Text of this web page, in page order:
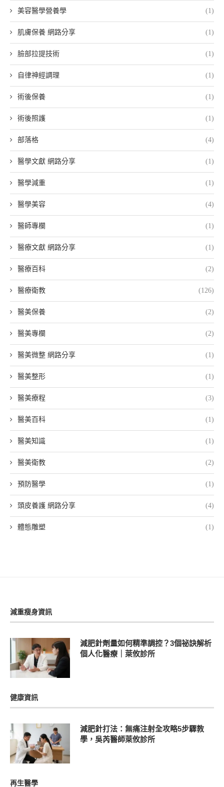
美容醫學營養學 (1)
肌膚保養 網路分享 (1)
臉部拉提技術 (1)
自律神經調理 (1)
術後保養 (1)
術後照護 (1)
部落格 (4)
醫學文獻 網路分享 (1)
醫學減重 (1)
醫學美容 (4)
醫師專欄 (1)
醫療文獻 網路分享 (1)
醫療百科 (2)
醫療衛教 (126)
醫美保養 (2)
醫美專欄 (2)
醫美微整 網路分享 (1)
醫美整形 (1)
醫美療程 (3)
醫美百科 (1)
醫美知識 (1)
醫美衛教 (2)
預防醫學 (1)
頭皮養護 網路分享 (4)
體態雕塑 (1)
減重瘦身資訊
減肥針劑量如何精準調控？3個祕訣解析
個人化醫療｜萊攸診所
健康資訊
減肥針打法：無痛注射全攻略5步驟教
學，吳芮醫師萊攸診所
再生醫學